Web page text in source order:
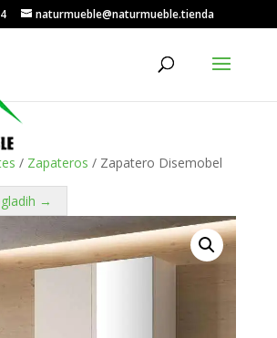
naturmueble@naturmueble.tienda
/ Zapateros / Zapatero Disemobel
→